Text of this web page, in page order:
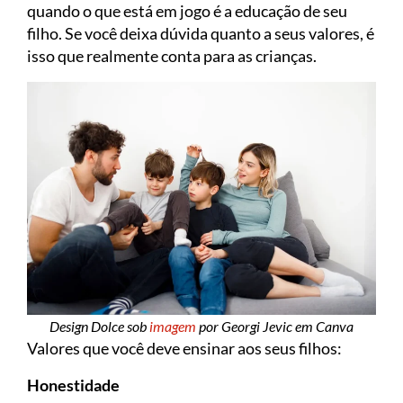
quando o que está em jogo é a educação de seu
filho. Se você deixa dúvida quanto a seus valores, é
isso que realmente conta para as crianças.
Design Dolce sob imagem por Georgi Jevic em Canva
Valores que você deve ensinar aos seus filhos:
Honestidade